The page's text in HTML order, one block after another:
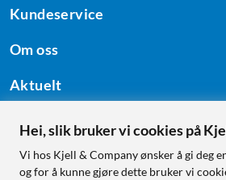
Kundeservice
Om oss
Aktuelt
Følg oss
Hei, slik bruker vi cookies på
Vi hos Kjell & Company ønsker å gi deg
og for å kunne gjøre dette bruker vi